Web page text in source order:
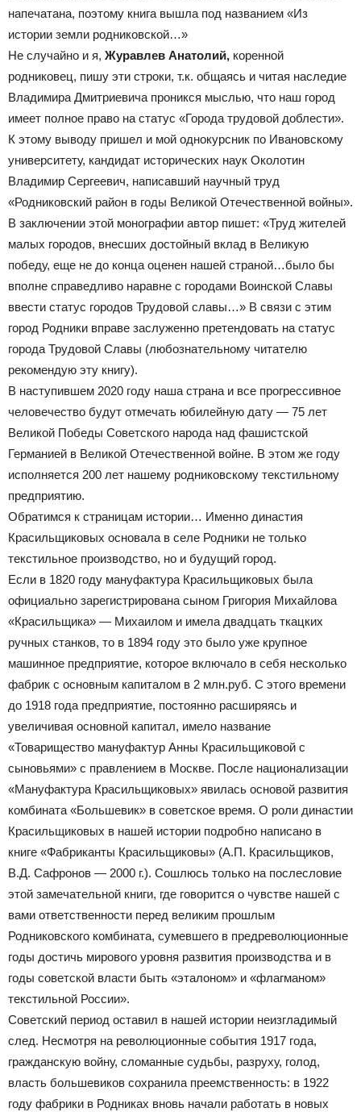
напечатана, поэтому книга вышла под названием «Из
истории земли родниковской…»
Не случайно и я, Журавлев Анатолий, коренной
родниковец, пишу эти строки, т.к. общаясь и читая наследие
Владимира Дмитриевича проникся мыслью, что наш город
имеет полное право на статус «Города трудовой доблести».
К этому выводу пришел и мой однокурсник по Ивановскому
университету, кандидат исторических наук Околотин
Владимир Сергеевич, написавший научный труд
«Родниковский район в годы Великой Отечественной войны».
В заключении этой монографии автор пишет: «Труд жителей
малых городов, внесших достойный вклад в Великую
победу, еще не до конца оценен нашей страной…было бы
вполне справедливо наравне с городами Воинской Славы
ввести статус городов Трудовой славы…» В связи с этим
город Родники вправе заслуженно претендовать на статус
города Трудовой Славы (любознательному читателю
рекомендую эту книгу).
В наступившем 2020 году наша страна и все прогрессивное
человечество будут отмечать юбилейную дату — 75 лет
Великой Победы Советского народа над фашистской
Германией в Великой Отечественной войне. В этом же году
исполняется 200 лет нашему родниковскому текстильному
предприятию.
Обратимся к страницам истории… Именно династия
Красильщиковых основала в селе Родники не только
текстильное производство, но и будущий город.
Если в 1820 году мануфактура Красильщиковых была
официально зарегистрирована сыном Григория Михайлова
«Красильщика» — Михаилом и имела двадцать ткацких
ручных станков, то в 1894 году это было уже крупное
машинное предприятие, которое включало в себя несколько
фабрик с основным капиталом в 2 млн.руб. С этого времени
до 1918 года предприятие, постоянно расширяясь и
увеличивая основной капитал, имело название
«Товарищество мануфактур Анны Красильщиковой с
сыновьями» с правлением в Москве. После национализации
«Мануфактура Красильщиковых» явилась основой развития
комбината «Большевик» в советское время. О роли династии
Красильщиковых в нашей истории подробно написано в
книге «Фабриканты Красильщиковы» (А.П. Красильщиков,
В.Д. Сафронов — 2000 г.). Сошлюсь только на послесловие
этой замечательной книги, где говорится о чувстве нашей с
вами ответственности перед великим прошлым
Родниковского комбината, сумевшего в предреволюционные
годы достичь мирового уровня развития производства и в
годы советской власти быть «эталоном» и «флагманом»
текстильной России».
Советский период оставил в нашей истории неизгладимый
след. Несмотря на революционные события 1917 года,
гражданскую войну, сломанные судьбы, разруху, голод,
власть большевиков сохранила преемственность: в 1922
году фабрики в Родниках вновь начали работать в новых